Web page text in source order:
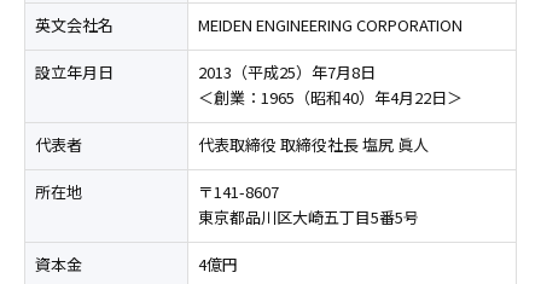
英文会社名 MEIDEN ENGINEERING CORPORATION
設立年月日
2013（平成25）年7月8日
＜創業：1965（昭和40）年4月22日＞
代表者 代表取締役 取締役社長 塩尻 眞人
所在地
〒141-8607
東京都品川区大崎五丁目5番5号
資本金 4億円